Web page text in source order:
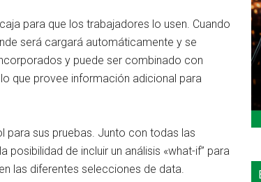
para que los trabajadores lo usen. Cuando
será cargará automáticamente y se
y puede ser combinado con
que provee información adicional para
para sus pruebas. Junto con todas las
posibilidad de incluir un análisis «what-if” para
las diferentes selecciones de data.